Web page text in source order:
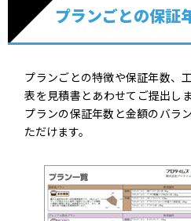
プランごとの保証
プランごとの特徴や保証年数、
表を見積書とあわせてご提出し
プランの保証年数と金額のバラ
ただけます。